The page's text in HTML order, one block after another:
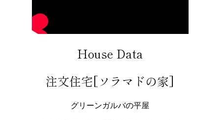
House Data
注文住宅[ソラマドの家]
グリーンガルバの平屋